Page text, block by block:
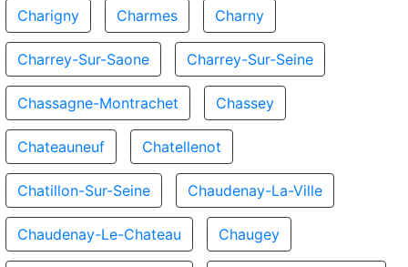
Charigny Charmes Charny
Charrey-Sur-Saone Charrey-Sur-Seine
Chassagne-Montrachet Chassey
Chateauneuf Chatellenot
Chatillon-Sur-Seine Chaudenay-La-Ville
Chaudenay-Le-Chateau Chaugey